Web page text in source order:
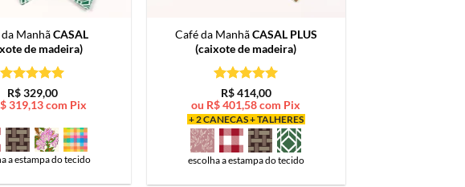
da ManhãCASAL
de madeira)
Avaliação5
de 5
R$329,00
319,13com Pix
a estampa do tecido
Café da ManhãCASAL PLUS
(caixote de madeira)
Avaliação5
de 5
R$414,00
ou R$401,58com Pix
+ 2 CANECAS + TALHERES
escolha a estampa do tecido